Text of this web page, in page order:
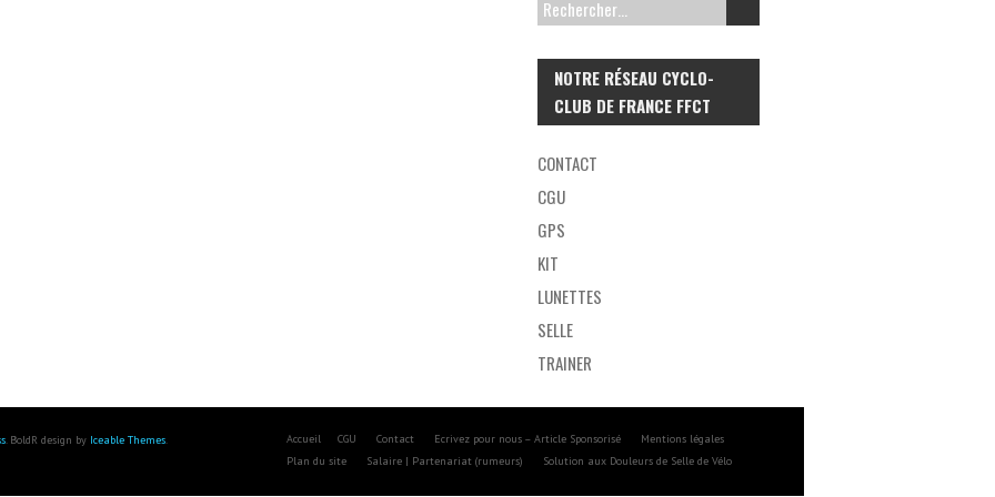
R
R
C
H
E
R
NOTRE RÉSEAU CYCLO-
CLUB DE FRANCE FFCT
CONTACT
CGU
GPS
KIT
LUNETTES
SELLE
TRAINER
. BoldR design by Iceable Themes. Accueil CGU Contact Ecrivez pour nous – Article Sponsorisé
Mentions légales
Plan du site
Salaire | Partenariat (rumeurs) Solution aux Douleurs de Selle de Vélo